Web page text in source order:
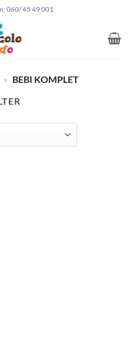
060/ 45 49 001
» BEBI KOMPLET